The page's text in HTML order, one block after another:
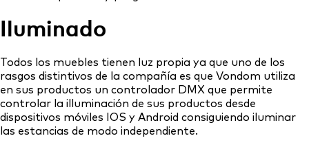
Iluminado
Todos los muebles tienen luz propia ya que uno de los
rasgos distintivos de la compañía es que Vondom utiliza
en sus productos un controlador DMX que permite
controlar la illuminación de sus productos desde
dispositivos móviles IOS y Android consiguiendo iluminar
las estancias de modo independiente.